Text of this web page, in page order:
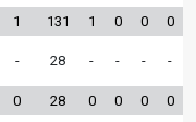
1 131 1 0 0
0
- 28 - - - -
0 28 0 0 0 0